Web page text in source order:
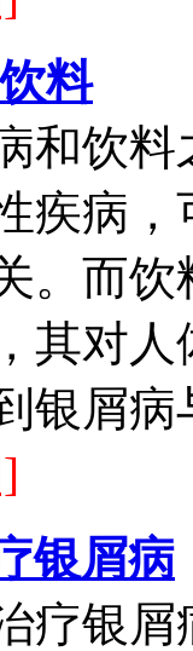
料
和饮料
疾病
。而
其对
银屑
银屑病
疗银屑